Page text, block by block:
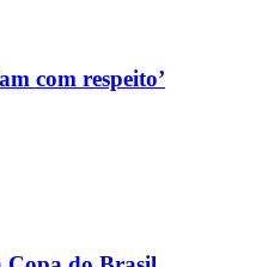
com respeito’